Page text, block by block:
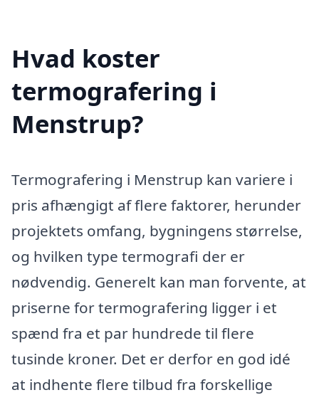
Hvad koster
termografering i
Menstrup?
Termografering i Menstrup kan variere i
pris afhængigt af flere faktorer, herunder
projektets omfang, bygningens størrelse,
og hvilken type termografi der er
nødvendig. Generelt kan man forvente, at
priserne for termografering ligger i et
spænd fra et par hundrede til flere
tusinde kroner. Det er derfor en god idé
at indhente flere tilbud fra forskellige